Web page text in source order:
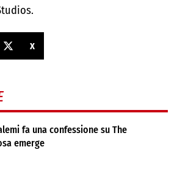
X
fa una confessione su The
emerge